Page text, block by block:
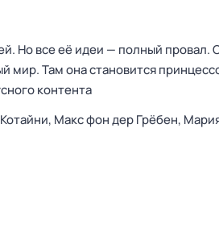
Но все её идеи — полный провал.
мир. Там она становится
контента
Макс фон дер Грёбен,